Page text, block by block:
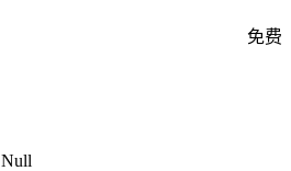
Null
免费